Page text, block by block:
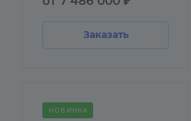
Заказать
НОВИНКА